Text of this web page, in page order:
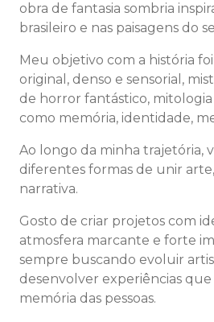
obra de fantasia sombria
brasileiro e nas paisagens do
Meu objetivo com a história
original, denso e sensorial,
de horror fantástico,
como memória, identidade,
Ao longo da minha trajetória,
diferentes formas de unir
narrativa.
Gosto de criar projetos com
atmosfera marcante e forte
sempre buscando evoluir
desenvolver experiências
memória das pessoas.